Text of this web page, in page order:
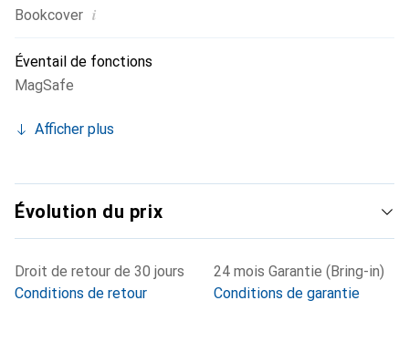
Bookcover i
Éventail de fonctions
MagSafe
Afficher plus
Évolution du prix
Droit de retour de 30 jours
Conditions de retour
24 mois Garantie (Bring-in)
Conditions de garantie